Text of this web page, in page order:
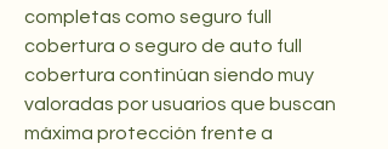
completas como seguro full
cobertura o seguro de auto full
cobertura continúan siendo muy
valoradas por usuarios que buscan
máxima protección frente a